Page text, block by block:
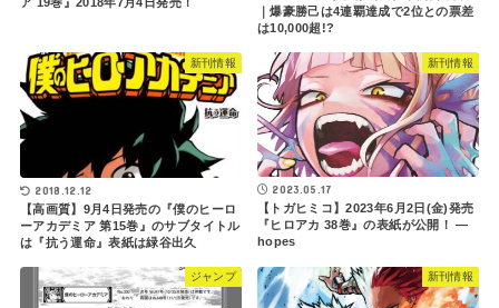
｜爆豪勝己は4連覇達成で2位との票差
は10,000超!?
新刊情報
2018.12.12
【高画質】9月4日発売の『僕のヒーロ
ーアカデミア 第15巻』のサブタイトル
は『抗う運命』表紙は緑谷出久
新刊情報
2023.05.17
【トガヒミコ】2023年6月2日(金)発売
『ヒロアカ 38巻』の表紙が公開！ ―
hopes
ジャンプ 新刊情報